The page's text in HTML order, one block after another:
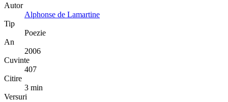
Autor
Alphonse de Lamartine
Tip
Poezie
An
2006
Cuvinte
407
Citire
3 min
Versuri